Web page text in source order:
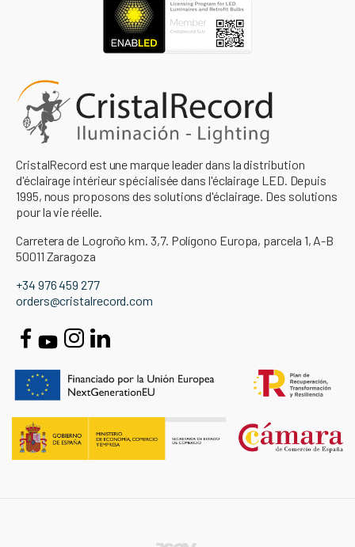
CristalRecord est une marque leader dans la distribution
d'éclairage intérieur spécialisée dans l'éclairage LED. Depuis
1995, nous proposons des solutions d'éclairage. Des solutions
pour la vie réelle.
Carretera de Logroño km. 3,7. Polígono Europa, parcela 1, A-B
50011 Zaragoza
+34 976 459 277
orders@cristalrecord.com